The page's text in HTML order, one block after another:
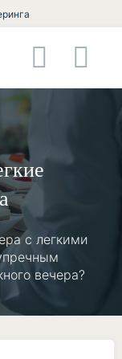
с легкими
вечера?